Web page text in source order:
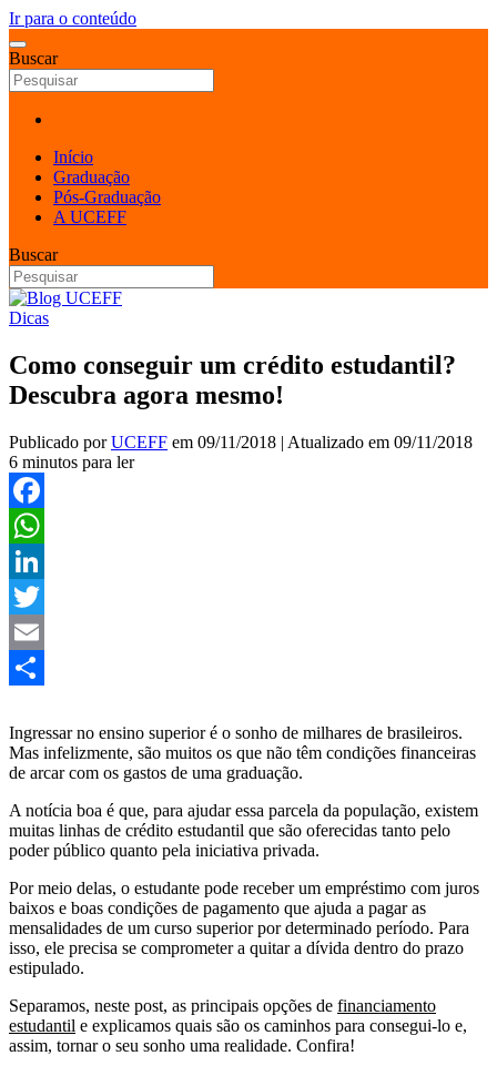
Ir para o conteúdo
Buscar
Início
Graduação
Pós-Graduação
A UCEFF
Buscar
Dicas
Como conseguir um crédito estudantil?
Descubra agora mesmo!
Publicado porUCEFF em 09/11/2018 | Atualizado em 09/11/2018
6 minutos para ler
Facebook
WhatsApp
LinkedIn
Twitter
Email
Ingressar no ensino superior é o sonho de milhares de brasileiros.
Mas infelizmente, são muitos os que não têm condições financeiras
de arcar com os gastos de uma graduação.
A notícia boa é que, para ajudar essa parcela da população, existem
muitas linhas de crédito estudantil que são oferecidas tanto pelo
poder público quanto pela iniciativa privada.
Por meio delas, o estudante pode receber um empréstimo com juros
baixos e boas condições de pagamento que ajuda a pagar as
mensalidades de um curso superior por determinado período. Para
isso, ele precisa se comprometer a quitar a dívida dentro do prazo
estipulado.
Separamos, neste post, as principais opções de financiamento
estudantil e explicamos quais são os caminhos para consegui-lo e,
assim, tornar o seu sonho uma realidade. Confira!